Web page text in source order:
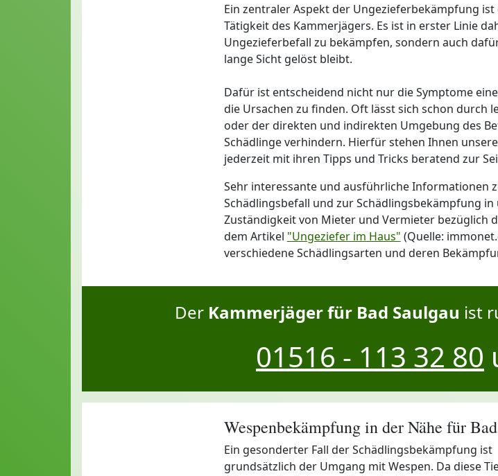
Ein zentraler Aspekt der Ungezieferbekämpfung
Tätigkeit des Kammerjägers. Es ist in erster Linie
Ungezieferbefall zu bekämpfen, sondern auch
lange Sicht gelöst bleibt.
Dafür ist entscheidend nicht nur die Symptome
die Ursachen zu finden. Oft lässt sich schon durch
oder der direkten und indirekten Umgebung des
Schädlinge verhindern. Hierfür stehen Ihnen
jederzeit mit ihren Tipps und Tricks beratend zur
Sehr interessante und ausführliche Informationen
Schädlingsbefall und zur Schädlingsbekämpfung in
Zuständigkeit von Mieter und Vermieter bezüglich
dem Artikel "Ungeziefer im Haus" (Quelle:
verschiedene Schädlingsarten und deren
Der Kammerjäger für Bad Saulgau ist
01516 - 113 32 80
Wespenbekämpfung in der Nähe für
Ein gesonderter Fall der Schädlingsbekämpfung ist
grundsätzlich der Umgang mit Wespen. Da diese